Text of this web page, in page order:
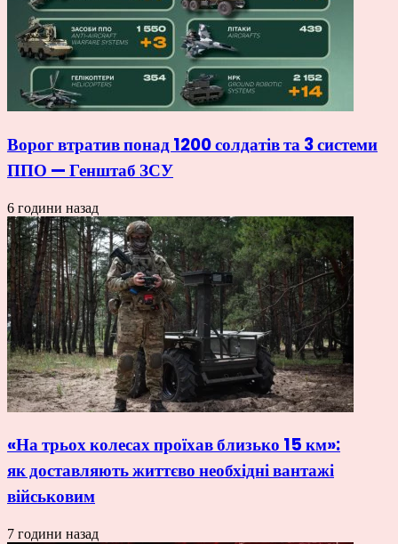
Ворог втратив понад 1200 солдатів та 3 системи
ППО — Генштаб ЗСУ
6 години назад
«На трьох колесах проїхав близько 15 км»:
як доставляють життєво необхідні вантажі
військовим
7 години назад